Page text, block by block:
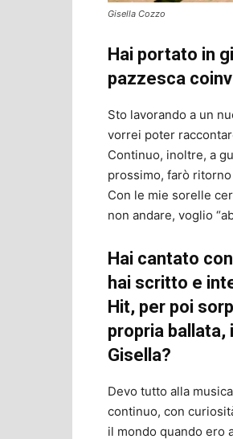
Gisella Cozzo
Hai portato in
pazzesca
Sto lavorando a un
vorrei poter
Continuo, inoltre, a
prossimo, farò
Con le mie sorelle
non andare, voglio
Hai cantato
hai scritto e
Hit, per poi
propria
Gisella?
Devo tutto alla
continuo, con
il mondo quando ero